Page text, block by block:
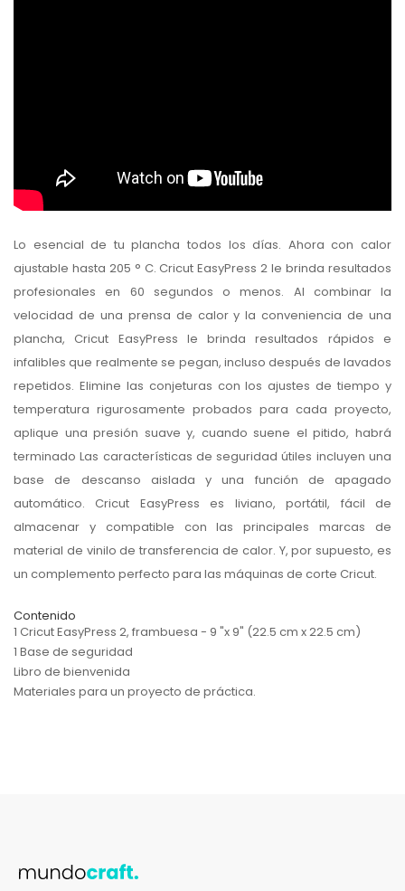
Lo esencial de tu plancha todos los días. Ahora con calor
ajustable hasta 205 ° C. Cricut EasyPress 2 le brinda resultados
profesionales en 60 segundos o menos. Al combinar la
velocidad de una prensa de calor y la conveniencia de una
plancha, Cricut EasyPress le brinda resultados rápidos e
infalibles que realmente se pegan, incluso después de lavados
repetidos. Elimine las conjeturas con los ajustes de tiempo y
temperatura rigurosamente probados para cada proyecto,
aplique una presión suave y, cuando suene el pitido, habrá
terminado Las características de seguridad útiles incluyen una
base de descanso aislada y una función de apagado
automático. Cricut EasyPress es liviano, portátil, fácil de
almacenar y compatible con las principales marcas de
material de vinilo de transferencia de calor. Y, por supuesto, es
un complemento perfecto para las máquinas de corte Cricut.
Contenido
1 Cricut EasyPress 2, frambuesa - 9 "x 9" (22.5 cm x 22.5 cm)
1 Base de seguridad
Libro de bienvenida
Materiales para un proyecto de práctica.